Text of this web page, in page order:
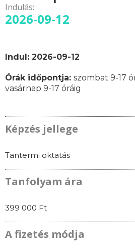
Indulás:
2026-09-12
Indul: 2026-09-12
Órák időpontja: szombat 9-17
vasárnap 9-17 óráig
Képzés jellege
Tantermi oktatás
Tanfolyam ára
399 000 Ft
A fizetés módja